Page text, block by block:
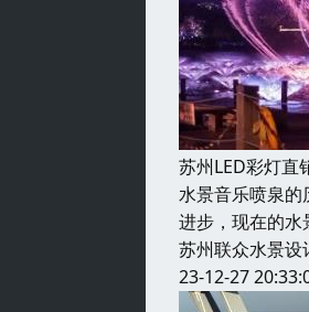
苏州LED彩灯直
水景音乐喷泉
进步，现在的
苏州联众水景设
23-12-27